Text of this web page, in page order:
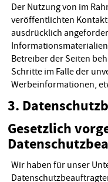
Der Nutzung von im
veröffentlichten
ausdrücklich
Betreiber der Seiten
Schritte im Falle der
Werbeinformationen,
3.
Gesetzlich
Wir haben für unser